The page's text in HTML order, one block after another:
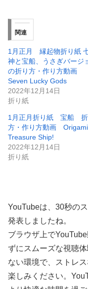
関連
1月正月 縁起物折り紙
神と宝船、うさぎバージ
の折り方・作り方動画
Seven Lucky Gods
2022年12月14日
折り紙
1月正月折り紙 宝船 折
方・作り方動画 Origami
Treasure Ship!
2022年12月14日
折り紙
YouTubeは、30秒の
発表しましたね。
ブラウザ上で
ずにスムーズな視聴
ない環境で、ストレ
楽しみください。